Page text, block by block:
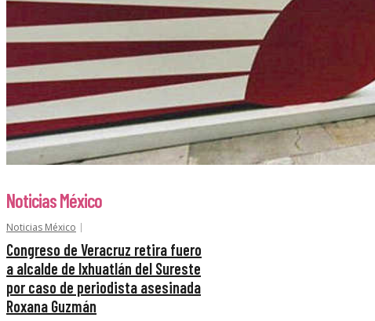
Noticias México
Noticias México
Congreso de Veracruz retira fuero
a alcalde de Ixhuatlán del Sureste
por caso de periodista asesinada
Roxana Guzmán